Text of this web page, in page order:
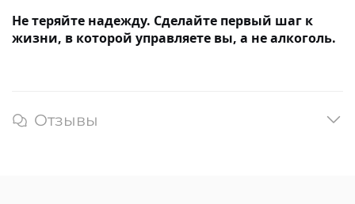
Не теряйте надежду. Сделайте первый шаг к
жизни, в которой управляете вы, а не алкоголь.
Отзывы